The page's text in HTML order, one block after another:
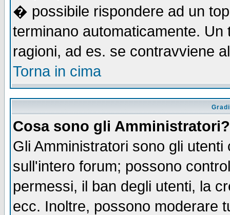
� possibile rispondere ad un
terminano automaticamente.
ragioni, ad es. se contravviene
Torna in cima
Cosa sono gli Amministratori?
Gli Amministratori sono gli
sull'intero forum; possono
permessi, il ban degli utenti, la
ecc. Inoltre, possono moderare